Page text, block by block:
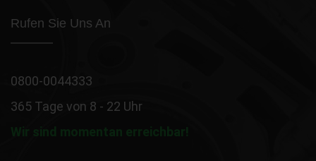
Rufen Sie Uns An
0800-0044333
365 Tage von 8 - 22 Uhr
Wir sind momentan erreichbar!